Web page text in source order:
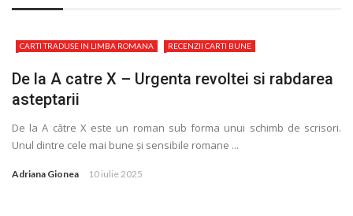
Luati-ma drept un vis. Povestiri in K. minor – Dor de Kafka
CARTI TRADUSE IN LIMBA ROMANA RECENZII CARTI BUNE
De la A catre X – Urgenta revoltei si rabdarea
asteptarii
De la A către X este un roman sub forma unui schimb de scrisori.
Unul dintre cele mai bune și sensibile romane ...
Adriana Gionea 10 iulie 2025